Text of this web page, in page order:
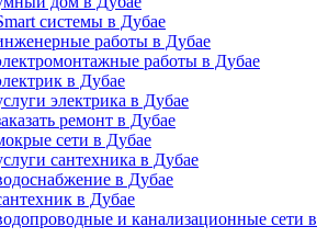
системы в Дубае
работы в Дубае
работы в Дубае
в Дубае
электрика в Дубае
ремонт в Дубае
сети в Дубае
сантехника в Дубае
в Дубае
в Дубае
и канализационные сети в